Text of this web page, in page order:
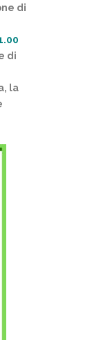
di
di
la